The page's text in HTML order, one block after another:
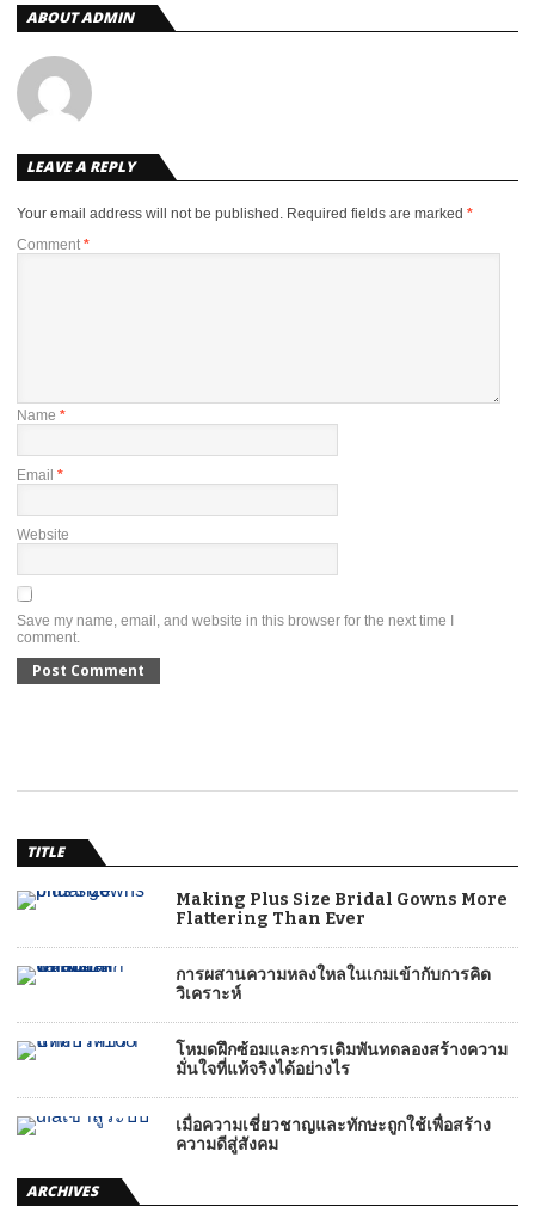
ABOUT ADMIN
LEAVE A REPLY
Your email address will not be published. Required fields are marked *
Comment *
Name *
Email *
Website
Save my name, email, and website in this browser for the next time I
comment.
TITLE
Making Plus Size Bridal Gowns More
Flattering Than Ever
การผสานความหลงใหลในเกมเข้ากับการคิด
วิเคราะห์
โหมดฝึกซ้อมและการเดิมพันทดลองสร้างความ
มั่นใจที่แท้จริงได้อย่างไร
เมื่อความเชี่ยวชาญและทักษะถูกใช้เพื่อสร้าง
ความดีสู่สังคม
ARCHIVES